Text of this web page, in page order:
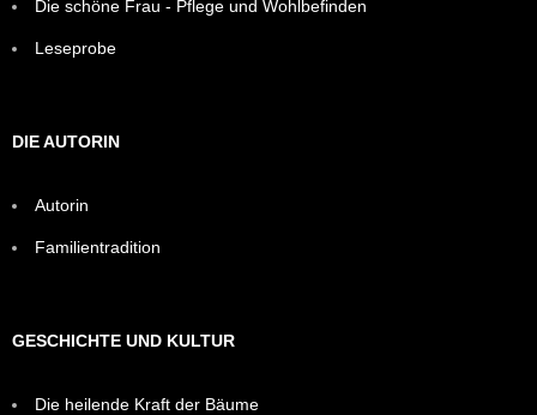
Die schöne Frau - Pflege und Wohlbefinden
Leseprobe
DIE AUTORIN
Autorin
Familientradition
GESCHICHTE UND KULTUR
Die heilende Kraft der Bäume